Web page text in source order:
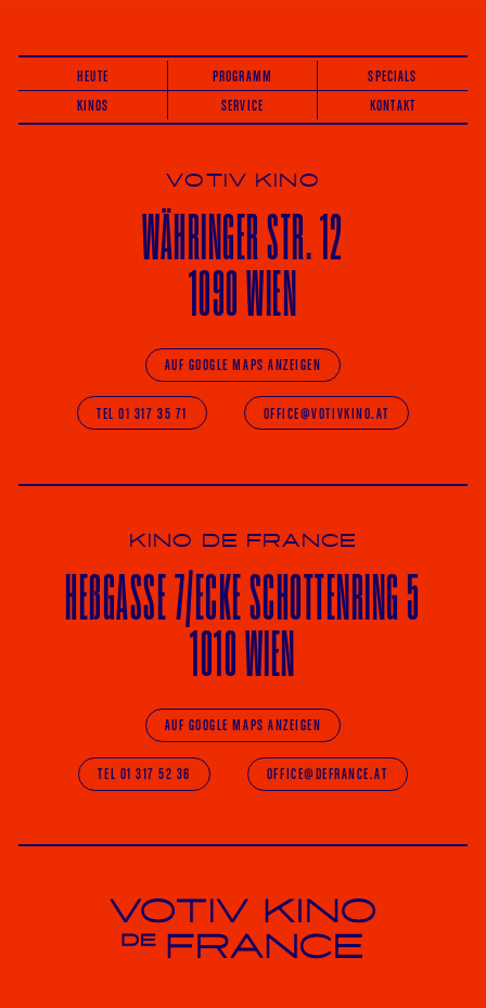
HEUTE PROGRAMM
SPECIALS
KINOS
SERVICE KONTAKT
VOTIV KINO
WÄHRINGERSTR. 12
1090 WIEN
AUF GOOGLE MAPS ANZEIGEN
TEL 01 317 35 71 OFFICE@VOTIVKINO.AT
KINO DE FRANCE
HEßGASSE 7/ECKESCHOTTENRING 5
1010 WIEN
AUF GOOGLE MAPS ANZEIGEN
TEL 01 317 52 36 OFFICE@DEFRANCE.AT
Votiv Kino und Kino De France in Wien